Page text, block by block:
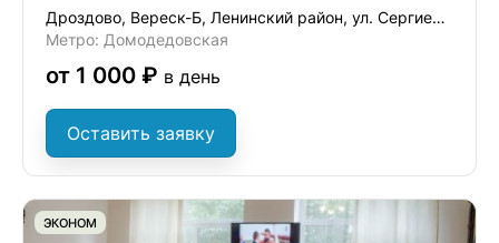
Дроздово, Вереск-Б, Ленинский район, ул. Сергиевская, д.17А
Метро: Домодедовская
от 1 000 ₽ в день
Оставить заявку
ЭКОНОМ